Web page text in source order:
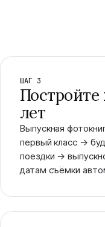
ШАГ 3
лет
Выпускная
первый класс →
поездки →
датам съёмки